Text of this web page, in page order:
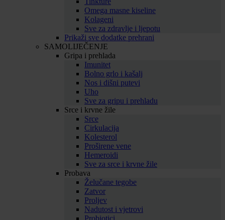
Omega masne kiseline
Kolageni
Sve za zdravlje i ljepotu
Prikaži sve dodatke prehrani
SAMOLIJEČENJE
Gripa i prehlada
Imunitet
Bolno grlo i kašalj
Nos i dišni putevi
Uho
Sve za gripu i prehladu
Srce i krvne žile
Srce
Cirkulacija
Kolesterol
Proširene vene
Hemeroidi
Sve za srce i krvne žile
Probava
Želučane tegobe
Zatvor
Proljev
Nadutost i vjetrovi
Probiotici